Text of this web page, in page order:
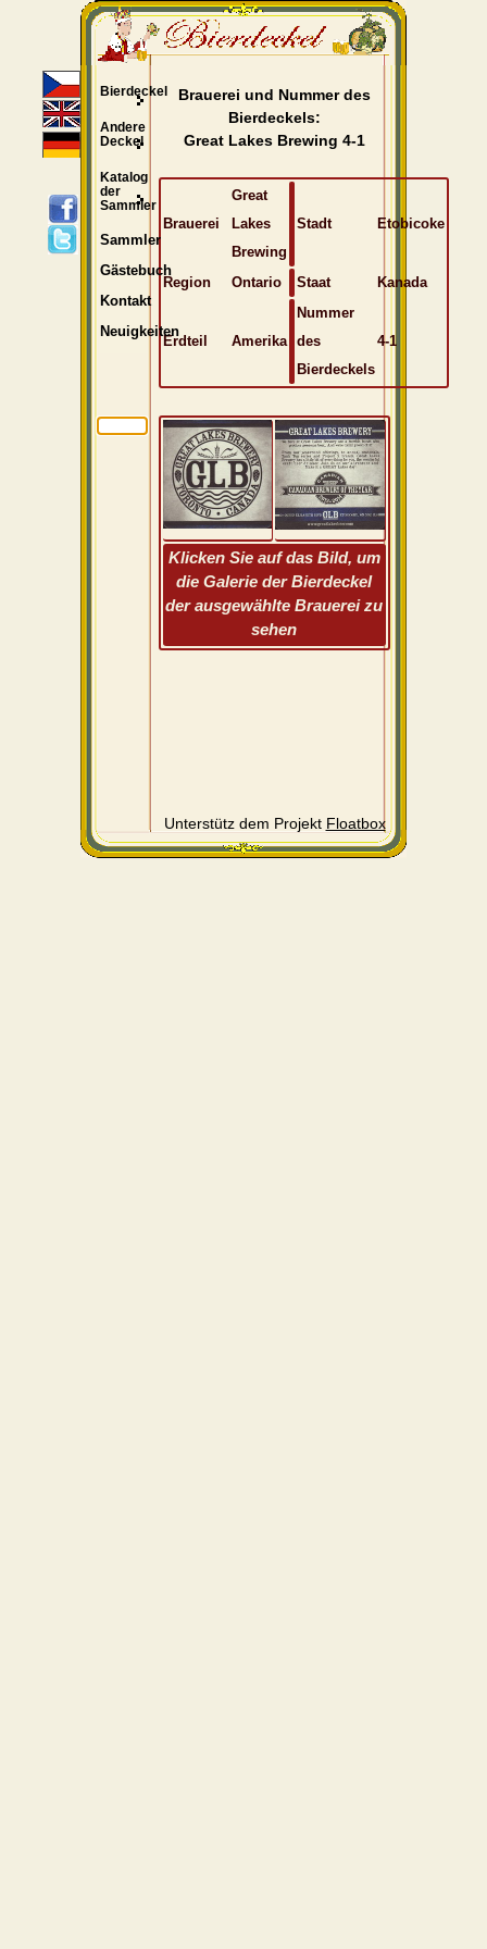
Brauerei und Nummer des
Bierdeckels:
Great Lakes Brewing 4-1
Brauerei
Great
Lakes
Brewing
Stadt Etobicoke
Region Ontario Staat Kanada
Erdteil Amerika
Nummer
des
Bierdeckels
4-1
Klicken Sie auf das Bild, um
die Galerie der Bierdeckel
der ausgewählte Brauerei zu
sehen
Unterstütz dem Projekt Floatbox
Bierdeckel
Andere
Deckel
Katalog
der
Sammler
Sammler
Gästebuch
Kontakt
Neuigkeiten